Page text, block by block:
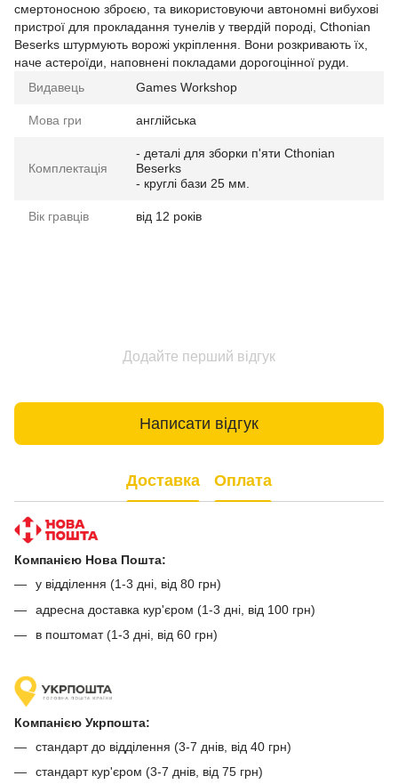
смертоносною зброєю, та використовуючи автономні вибухові
пристрої для прокладання тунелів у твердій породі, Cthonian
Beserks штурмують ворожі укріплення. Вони розкривають їх,
наче астероїди, наповнені покладами дорогоцінної руди.
Видавець
Games Workshop
Мова гри англійська
Комплектація
- деталі для зборки п'яти Cthonian
Beserks
- круглі бази 25 мм.
Вік гравців від 12 років
Додайте перший відгук
Написати відгук
Доставка Оплата
Компанією Нова Пошта:
у відділення (1-3 дні, від 80 грн)
адресна доставка кур'єром (1-3 дні, від 100 грн)
в поштомат (1-3 дні, від 60 грн)
Компанією Укрпошта:
стандарт до відділення (3-7 днів, від 40 грн)
стандарт кур'єром (3-7 днів, від 75 грн)